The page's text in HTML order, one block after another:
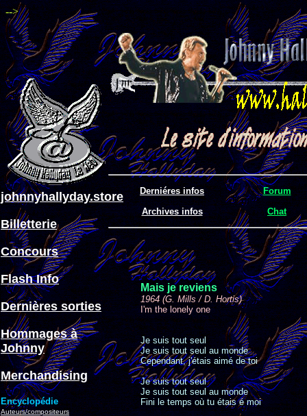
-->
Derniéres infos
Forum
Archives infos
Chat
johnnyhallyday.store
Billetterie
Concours
Flash Info
Dernières sorties
Hommages à
Johnny
Merchandising
Encyclopédie
Auteurs/compositeurs
Mais je reviens
1964 (G. Mills / D. Hortis)
I'm the lonely one
Je suis tout seul
Je suis tout seul au monde
Cependant, j'étais aimé de toi
Je suis tout seul
Je suis tout seul au monde
Fini le temps où tu étais é moi